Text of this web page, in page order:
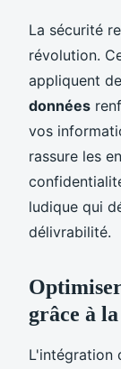
La sécurité
révolution.
appliquent
données
vos
rassure les
ludique qui
délivrabilité.
grâce à
L'intégration